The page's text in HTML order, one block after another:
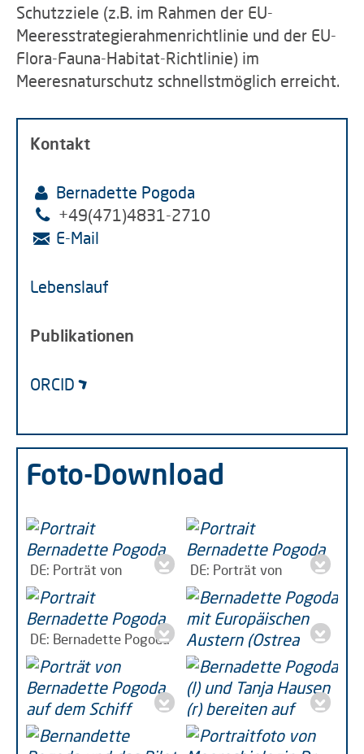
Schutzziele (z.B. im Rahmen der EU-
Meeresstrategierahmenrichtlinie und der EU-
Flora-Fauna-Habitat-Richtlinie) im
Meeresnaturschutz schnellstmöglich erreicht.
Kontakt
Bernadette Pogoda
+49(471)4831-2710
E-Mail
Lebenslauf
Publikationen
ORCID
Foto-Download
DE: Porträt von
Bernadette Pogoda im,
jpg | 359 KB
DE: Porträt von
Bernadette Pogoda im,
jpg | 345 KB
DE: Bernadette Pogoda
am Handelshafen vor
dem,jpg | 377 KB
DE: Bernadette Pogoda
DE: Porträt von